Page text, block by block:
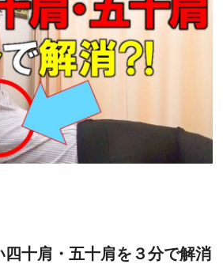
四十肩・五十肩を３分で解消